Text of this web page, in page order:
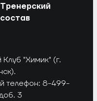
Тренерский
состав
"Химик" (г.
телефон: 8-499-
3